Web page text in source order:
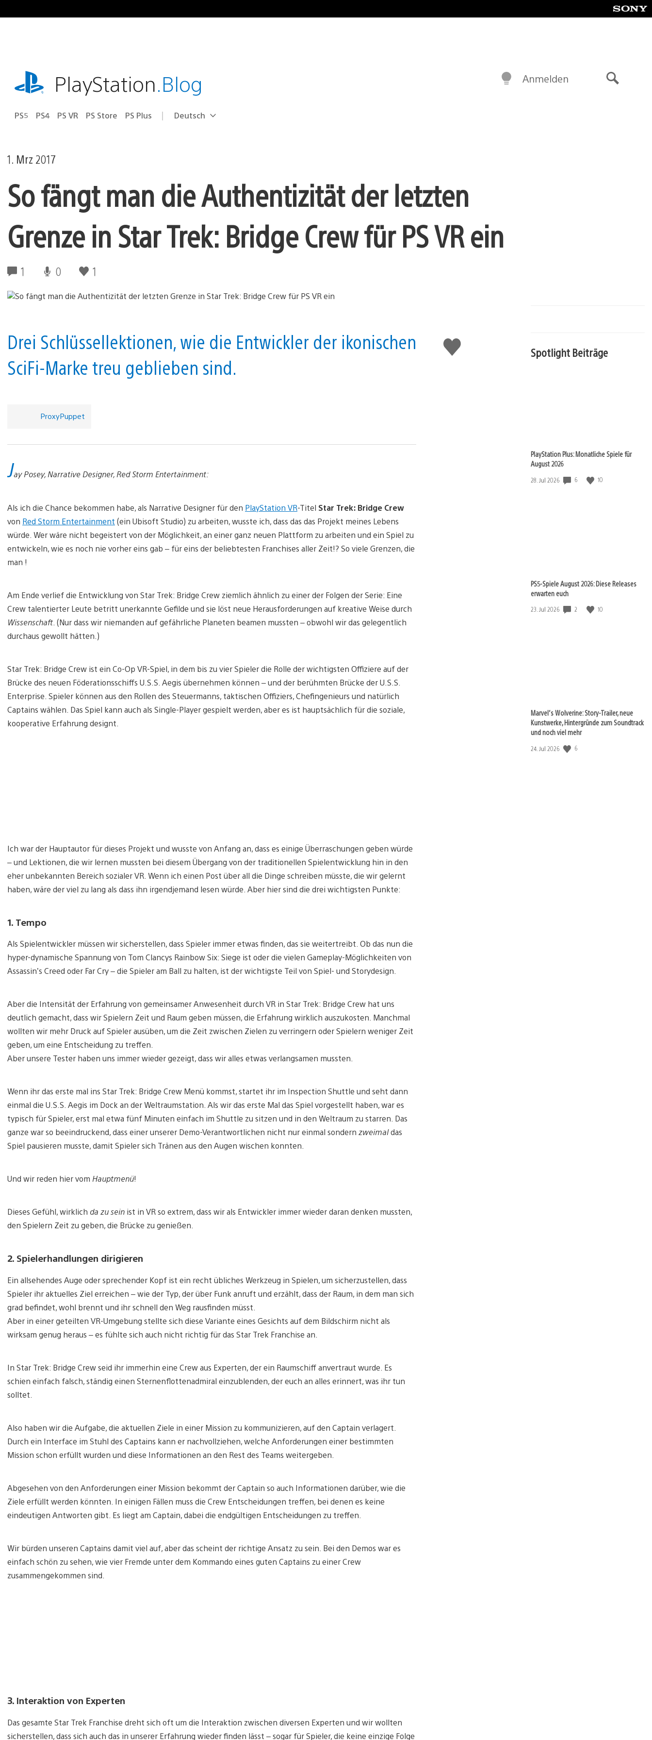
Inhalt
playstation.comPlayStation.Blog
PS5 PS4 PS VR PS Store PS Plus Select
Aktuelle
Deutsch
Anmelden
1. Mrz 2017
So fängt man die Authentizität der letzten
Grenze in Star Trek: Bridge Crew für PS VR ein
1 0 1
Gefällt
mir
Drei Schlüssellektionen, wie die Entwickler der ikonischen
SciFi-Marke treu geblieben sind.
ProxyPuppet
Jay Posey, Narrative Designer, Red Storm Entertainment:
Als ich die Chance bekommen habe, als Narrative Designer für den PlayStation VR-Titel Star Trek: Bridge Crew
von Red Storm Entertainment (ein Ubisoft Studio) zu arbeiten, wusste ich, dass das das Projekt meines Lebens
würde. Wer wäre nicht begeistert von der Möglichkeit, an einer ganz neuen Plattform zu arbeiten und ein Spiel zu
entwickeln, wie es noch nie vorher eins gab – für eins der beliebtesten Franchises aller Zeit!? So viele Grenzen, die
man !
Am Ende verlief die Entwicklung von Star Trek: Bridge Crew ziemlich ähnlich zu einer der Folgen der Serie: Eine
Crew talentierter Leute betritt unerkannte Gefilde und sie löst neue Herausforderungen auf kreative Weise durch
Wissenschaft . (Nur dass wir niemanden auf gefährliche Planeten beamen mussten – obwohl wir das gelegentlich
durchaus gewollt hätten.)
Star Trek: Bridge Crew ist ein Co-Op VR-Spiel, in dem bis zu vier Spieler die Rolle der wichtigsten Offiziere auf der
Brücke des neuen Föderationsschiffs U.S.S. Aegis übernehmen können – und der berühmten Brücke der U.S.S.
Enterprise. Spieler können aus den Rollen des Steuermanns, taktischen Offiziers, Chefingenieurs und natürlich
Captains wählen. Das Spiel kann auch als Single-Player gespielt werden, aber es ist hauptsächlich für die soziale,
kooperative Erfahrung designt.
Ich war der Hauptautor für dieses Projekt und wusste von Anfang an, dass es einige Überraschungen geben würde
– und Lektionen, die wir lernen mussten bei diesem Übergang von der traditionellen Spielentwicklung hin in den
eher unbekannten Bereich sozialer VR. Wenn ich einen Post über all die Dinge schreiben müsste, die wir gelernt
haben, wäre der viel zu lang als dass ihn irgendjemand lesen würde. Aber hier sind die drei wichtigsten Punkte:
1. Tempo
Als Spielentwickler müssen wir sicherstellen, dass Spieler immer etwas finden, das sie weitertreibt. Ob das nun die
hyper-dynamische Spannung von Tom Clancys Rainbow Six: Siege ist oder die vielen Gameplay-Möglichkeiten von
Assassin’s Creed oder Far Cry – die Spieler am Ball zu halten, ist der wichtigste Teil von Spiel- und Storydesign.
Aber die Intensität der Erfahrung von gemeinsamer Anwesenheit durch VR in Star Trek: Bridge Crew hat uns
deutlich gemacht, dass wir Spielern Zeit und Raum geben müssen, die Erfahrung wirklich auszukosten. Manchmal
wollten wir mehr Druck auf Spieler ausüben, um die Zeit zwischen Zielen zu verringern oder Spielern weniger Zeit
geben, um eine Entscheidung zu treffen.
Aber unsere Tester haben uns immer wieder gezeigt, dass wir alles etwas verlangsamen mussten.
Wenn ihr das erste mal ins Star Trek: Bridge Crew Menü kommst, startet ihr im Inspection Shuttle und seht dann
einmal die U.S.S. Aegis im Dock an der Weltraumstation. Als wir das erste Mal das Spiel vorgestellt haben, war es
typisch für Spieler, erst mal etwa fünf Minuten einfach im Shuttle zu sitzen und in den Weltraum zu starren. Das
ganze war so beeindruckend, dass einer unserer Demo-Verantwortlichen nicht nur einmal sondern zweimaldas
Spiel pausieren musste, damit Spieler sich Tränen aus den Augen wischen konnten.
Und wir reden hier vom Hauptmenü!
Dieses Gefühl, wirklich da zu sein ist in VR so extrem, dass wir als Entwickler immer wieder daran denken mussten,
den Spielern Zeit zu geben, die Brücke zu genießen.
2. Spielerhandlungen dirigieren
Ein allsehendes Auge oder sprechender Kopf ist ein recht übliches Werkzeug in Spielen, um sicherzustellen, dass
Spieler ihr aktuelles Ziel erreichen – wie der Typ, der über Funk anruft und erzählt, dass der Raum, in dem man sich
grad befindet, wohl brennt und ihr schnell den Weg rausfinden müsst.
Aber in einer geteilten VR-Umgebung stellte sich diese Variante eines Gesichts auf dem Bildschirm nicht als
wirksam genug heraus – es fühlte sich auch nicht richtig für das Star Trek Franchise an.
In Star Trek: Bridge Crew seid ihr immerhin eine Crew aus Experten, der ein Raumschiff anvertraut wurde. Es
schien einfach falsch, ständig einen Sternenflottenadmiral einzublenden, der euch an alles erinnert, was ihr tun
solltet.
Also haben wir die Aufgabe, die aktuellen Ziele in einer Mission zu kommunizieren, auf den Captain verlagert.
Durch ein Interface im Stuhl des Captains kann er nachvollziehen, welche Anforderungen einer bestimmten
Mission schon erfüllt wurden und diese Informationen an den Rest des Teams weitergeben.
Abgesehen von den Anforderungen einer Mission bekommt der Captain so auch Informationen darüber, wie die
Ziele erfüllt werden könnten. In einigen Fällen muss die Crew Entscheidungen treffen, bei denen es keine
eindeutigen Antworten gibt. Es liegt am Captain, dabei die endgültigen Entscheidungen zu treffen.
Wir bürden unseren Captains damit viel auf, aber das scheint der richtige Ansatz zu sein. Bei den Demos war es
einfach schön zu sehen, wie vier Fremde unter dem Kommando eines guten Captains zu einer Crew
zusammengekommen sind.
3. Interaktion von Experten
Das gesamte Star Trek Franchise dreht sich oft um die Interaktion zwischen diversen Experten und wir wollten
sicherstellen, dass sich auch das in unserer Erfahrung wieder finden lässt – sogar für Spieler, die keine einzige Folge
Spotlight Beiträge
PlayStation Plus: Monatliche Spiele für
August 2026
Veröffentlichungsdatum:
28. Jul 2026 6 10
PS5-Spiele August 2026: Diese Releases
erwarten euch
Veröffentlichungsdatum:
23. Jul 2026 2 10
Marvel‘s Wolverine: Story-Trailer, neue
Kunstwerke, Hintergründe zum Soundtrack
und noch viel mehr
Veröffentlichungsdatum:
24. Jul 2026 6